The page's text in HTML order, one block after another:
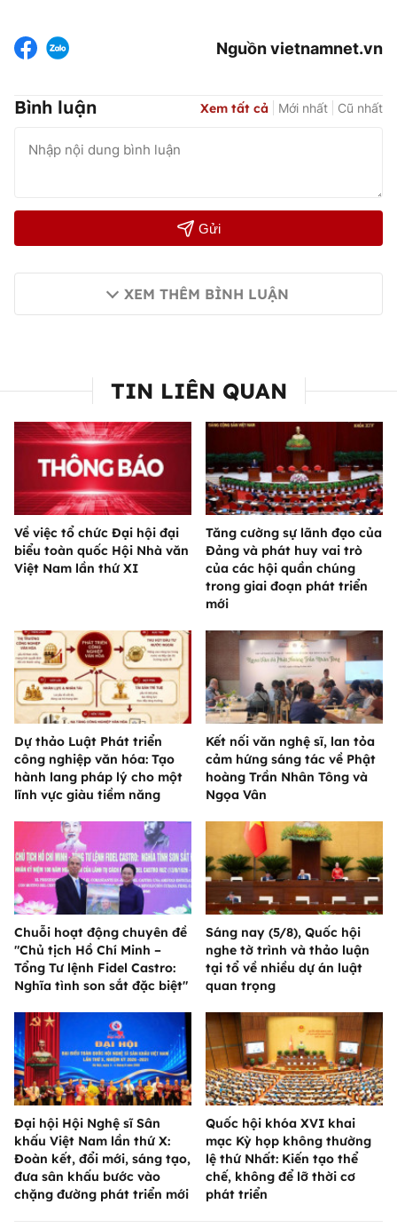
Nguồn vietnamnet.vn
Bình luận Xem tất cả Mới nhất Cũ nhất
Gửi
XEM THÊM BÌNH LUẬN
TIN LIÊN QUAN
Về việc tổ chức Đại hội đại
biểu toàn quốc Hội Nhà văn
Việt Nam lần thứ XI
Tăng cường sự lãnh đạo của
Đảng và phát huy vai trò
của các hội quần chúng
trong giai đoạn phát triển
mới
Dự thảo Luật Phát triển
công nghiệp văn hóa: Tạo
hành lang pháp lý cho một
lĩnh vực giàu tiềm năng
Kết nối văn nghệ sĩ, lan tỏa
cảm hứng sáng tác về Phật
hoàng Trần Nhân Tông và
Ngọa Vân
Chuỗi hoạt động chuyên đề
"Chủ tịch Hồ Chí Minh –
Tổng Tư lệnh Fidel Castro:
Nghĩa tình son sắt đặc biệt"
Sáng nay (5/8), Quốc hội
nghe tờ trình và thảo luận
tại tổ về nhiều dự án luật
quan trọng
Đại hội Hội Nghệ sĩ Sân
khấu Việt Nam lần thứ X:
Đoàn kết, đổi mới, sáng tạo,
đưa sân khấu bước vào
chặng đường phát triển mới
Quốc hội khóa XVI khai
mạc Kỳ họp không thường
lệ thứ Nhất: Kiến tạo thể
chế, không để lỡ thời cơ
phát triển